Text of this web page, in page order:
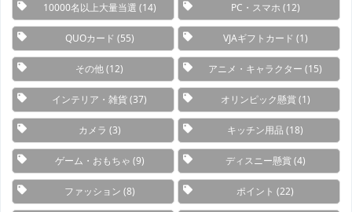
10000名以上大量当選 (14) PC・スマホ (12)
QUOカード (55) VJAギフトカード (1)
その他(12) アニメ・キャラクター (15)
インテリア・雑貨(37) オリンピック懸賞(1)
カメラ (3) キッチン用品 (18)
ゲーム・おもちゃ (9) ディスニー懸賞(4)
ファッション (8) ポイント (22)